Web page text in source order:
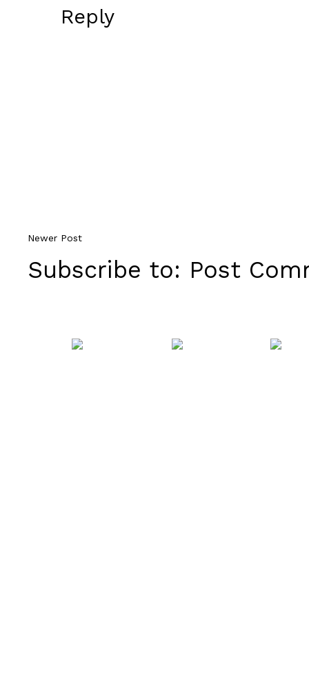
Reply
Newer Post
Subscribe to: Post